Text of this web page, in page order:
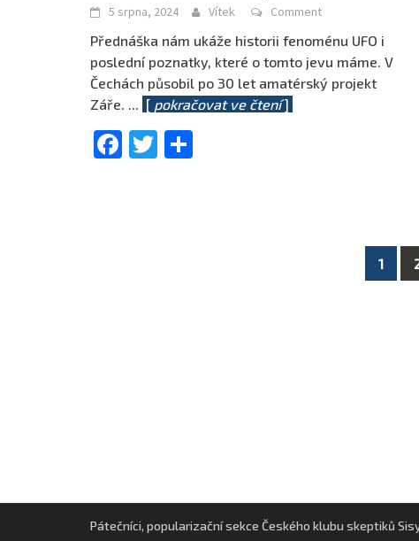
5 srpna, 2024 Vítek Comment
Přednáška nám ukáže historii fenoménu UFO i
poslední poznatky, které o tomto jevu máme. V
Čechách působil po 30 let amatérský projekt
Záře. ... [ pokračovat ve čtení]
Facebook
Twitter
1
Pátečníci, popularizační sekce Českého klubu skeptiků